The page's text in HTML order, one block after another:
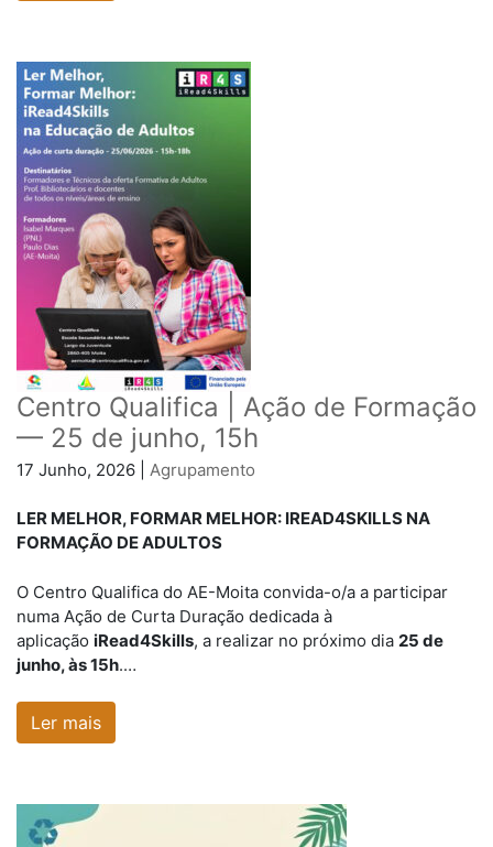
Centro Qualifica | Ação de Formação
— 25 de junho, 15h
17 Junho, 2026 | Agrupamento
LER MELHOR, FORMAR MELHOR: IREAD4SKILLS NA
FORMAÇÃO DE ADULTOS
O Centro Qualifica do AE-Moita convida-o/a a participar
numa Ação de Curta Duração dedicada à
aplicação iRead4Skills, a realizar no próximo dia 25 de
junho, às 15h.…
Ler mais